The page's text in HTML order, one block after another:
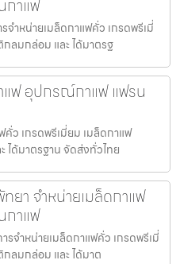
กาแฟ
ำหน่ายเมล็ดกาแฟคั่ว เกรดพรีเมี่
ลมกล่อม และ ได้มาตรฐ
แฟ อุปกรณ์กาแฟ แฟรน
คั่ว เกรดพรีเมี่ยม เมล็ดกาแฟ
ด้มาตรฐาน จัดส่งทั่วไทย
ทยา จำหน่ายเมล็ดกาแฟ
กาแฟ
รจำหน่ายเมล็ดกาแฟคั่ว เกรดพรีเมี่
ลมกล่อม และ ได้มาต